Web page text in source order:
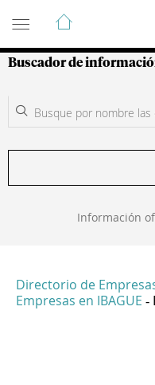
Guía de
Buscador de
Información
Directorio de
Empresas en IBAGUE -